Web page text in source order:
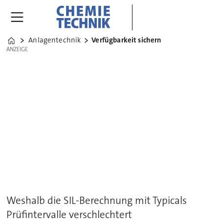
Home
Anlagentechnik Verfügbarkeit sichern
ANZEIGE
ANZEIGE
Weshalb die SIL-Berechnung mit Typicals
Prüfintervalle verschlechtert